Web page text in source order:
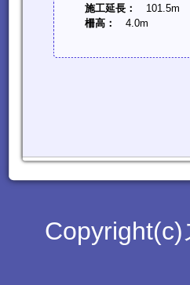
施工延長：
101.5m
柵高：
4.0m